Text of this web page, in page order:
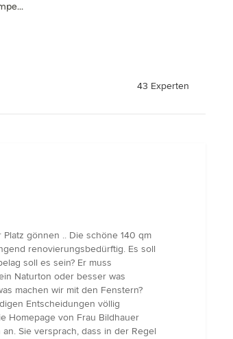
43 Experten
gönnen .. Die schöne 140 qm
renovierungsbedürftig. Es soll
soll es sein? Er muss
Naturton oder besser was
machen wir mit den Fenstern?
Entscheidungen völlig
Homepage von Frau Bildhauer
Sie versprach, dass in der Regel